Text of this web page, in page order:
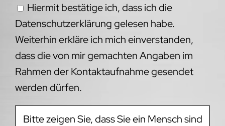
Hiermit bestätige ich, dass ich die
Datenschutzerklärung gelesen habe.
Weiterhin erkläre ich mich einverstanden,
dass die von mir gemachten Angaben im
Rahmen der Kontaktaufnahme gesendet
werden dürfen.
Bitte zeigen Sie, dass Sie ein Mensch sind